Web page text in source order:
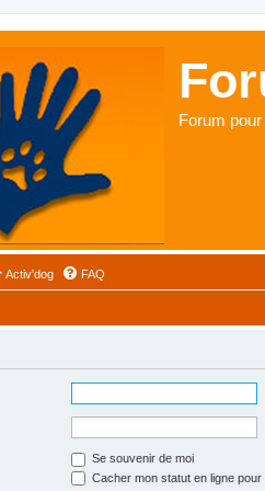
Forum
Activ'dog FAQ
Se souvenir de moi
Cacher mon statut en ligne